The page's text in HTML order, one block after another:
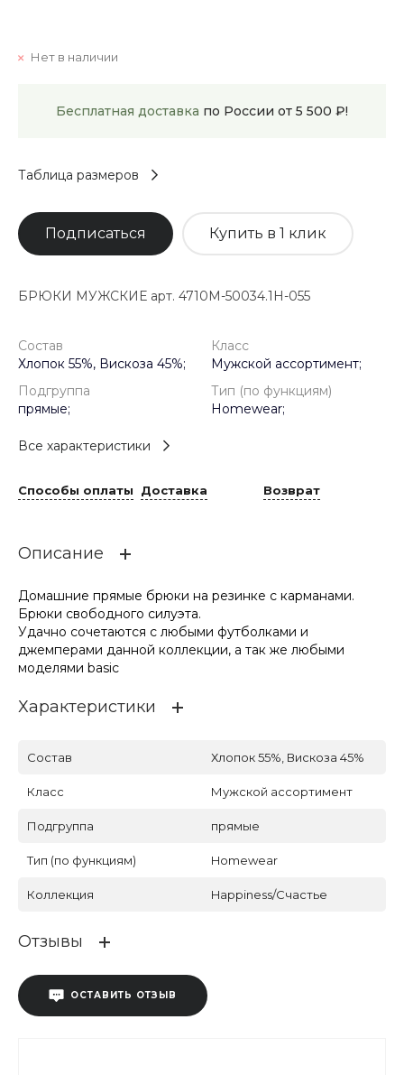
Нет в наличии
Бесплатная доставка по России от 5 500 ₽!
Таблица размеров
Подписаться Купить в 1 клик
БРЮКИ МУЖСКИЕ арт. 4710M-50034.1H-055
Состав
Хлопок 55%, Вискоза 45%;
Класс
Мужской ассортимент;
Подгруппа
прямые;
Тип (по функциям)
Homewear;
Все характеристики
Способы оплаты Доставка Возврат
Описание
Домашние прямые брюки на резинке с карманами.
Брюки свободного силуэта.
Удачно сочетаются с любыми футболками и
джемперами данной коллекции, а так же любыми
моделями basic
Характеристики
Состав Хлопок 55%, Вискоза 45%
Класс Мужской ассортимент
Подгруппа прямые
Тип (по функциям) Homewear
Коллекция Happiness/Счастье
Отзывы
ОСТАВИТЬ ОТЗЫВ